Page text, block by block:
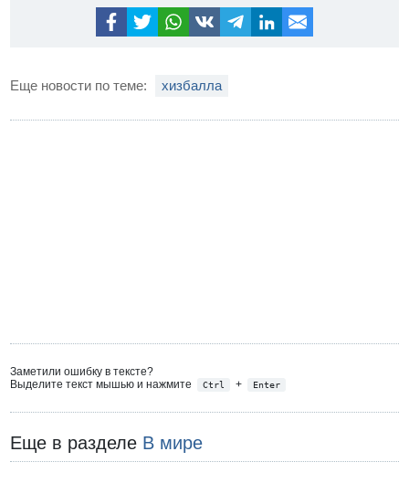
Еще новости по теме: хизбалла
Заметили ошибку в тексте?
Выделите текст мышью и нажмите
Ctrl + Enter
Еще в разделе В мире